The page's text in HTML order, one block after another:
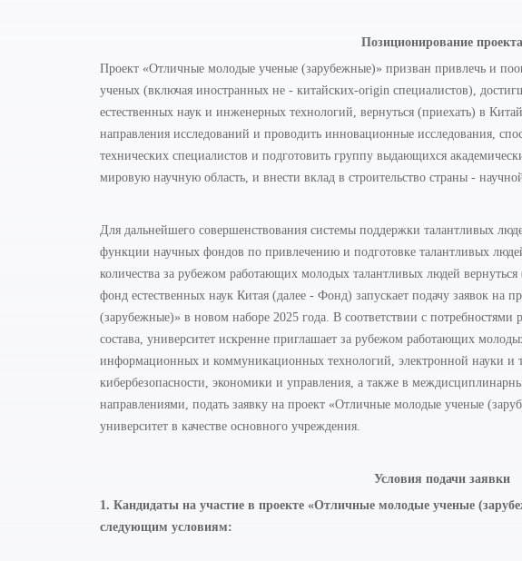
Позиционирование проекта
Проект «Отличные молодые ученые (зарубежные)» призван привлечь и
ученых (включая иностранных не - китайских-origin специалистов),
естественных наук и инженерных технологий, вернуться (приехать) в
направления исследований и проводить инновационные исследования,
технических специалистов и подготовить группу выдающихся
мировую научную область, и внести вклад в строительство страны -
Для дальнейшего совершенствования системы поддержки талантливых
функции научных фондов по привлечению и подготовке талантливых
количества за рубежом работающих молодых талантливых людей
фонд естественных наук Китая (далее - Фонд) запускает подачу заявок на
(зарубежные)» в новом наборе 2025 года. В соответствии с потребностями
состава, университет искренне приглашает за рубежом работающих
информационных и коммуникационных технологий, электронной науки и
кибербезопасности, экономики и управления, а также в
направлениями, подать заявку на проект «Отличные молодые ученые
университет в качестве основного учреждения.
Условия подачи заявки
1. Кандидаты на участие в проекте «Отличные молодые ученые
следующим условиям: